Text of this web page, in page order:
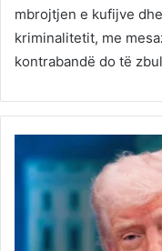
mbrojtjen e kufijve
kriminalitetit, me
kontrabandë do të